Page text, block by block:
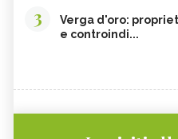
3
Verga d'oro:
e controindi...